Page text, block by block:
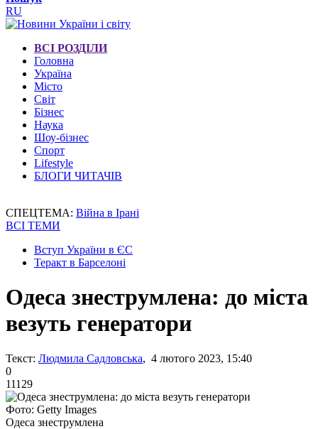
RU
ВСІ РОЗДІЛИ
Головна
Україна
Місто
Світ
Бізнес
Наука
Шоу-бізнес
Спорт
Lifestyle
БЛОГИ ЧИТАЧІВ
СПЕЦТЕМА: Війна в Ірані
ВСІ ТЕМИ
Вступ України в ЄС
Теракт в Барселоні
Одеса знеструмлена: до міста
везуть генератори
Текст: Людмила Садловська, 4 лютого 2023, 15:40
0
11129
Фото: Getty Images
Одеса знеструмлена